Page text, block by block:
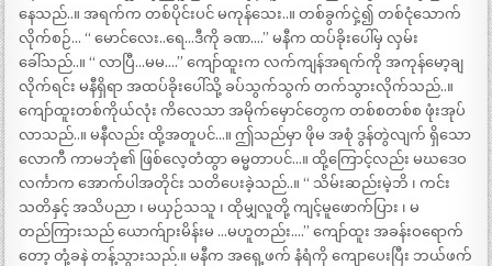
နေသည်..။ အရက်က တစ်ပိုင်းပင် မကုန်သေး..။ တစ်ခွက်ငှဲ့၍ တစ်ငုံသောက်
လိုက်စဉ်… “ မောင်လေး..ရေ…ဒီကို ခဏ….” မနီက ထပ်ခိုးပေါ်မှ လှမ်း
ခေါ်သည်..။ “ လာပြီ…မမ….” ကျော်ထူးက လက်ကျန်အရက်ကို အကုန်မော့ချ
လိုက်ရင်း မနီရှိရာ အထပ်ခိုးပေါ်သို့ ခပ်သွက်သွက် တက်သွားလိုက်သည်..။
ကျော်ထူးတစ်ကိုယ်လုံး ကိလေသာ အမိုက်မှောင်တွေက တစ်စတစ်စ ဖုံးအုပ်
လာသည်..။ မနီလည်း ထို့အတူပင်…။ ဤသည်မှာ ဖိုမ အစုံ ဒွန်တွဲလျက် ရှိသော
လောကီ ကာမဘုံ၏ ဖြစ်လေ့တံထွာ ဓမ္မတာပင်…။ ထို့ကြောင့်လည်း မဃဒေဝ
လင်္ကာက အောက်ပါအတိုင်း သတိပေးခဲ့သည်..။ “ သိမ်းဆည်းမဲ့ဘိ ၊ ကင်း
သတိနှင့် အသိပညာ ၊ မယှဉ်သသူ ၊ ထိုမျှလူတို့ ကျင့်မူဖောက်ပြား ၊ မ
တည်ကြားသည် ယောက်ျားမိန်းမ …မဟူတည်း….” ကျော်ထူး အခန်းဝရောက်
တော့ တုံ့ခနဲ တန့်သွားသည်.။ မနီက အရှေ့ဖက် နံရံကို ကျောပေးပြီး ဘယ်ဖက်